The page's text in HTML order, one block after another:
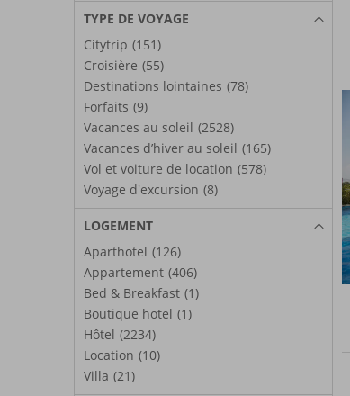
TYPE DE VOYAGE
Citytrip (151)
Croisière (55)
Destinations lointaines (78)
Forfaits (9)
Vacances au soleil (2528)
Vacances d’hiver au soleil (165)
Vol et voiture de location (578)
Voyage d'excursion (8)
LOGEMENT
Aparthotel (126)
Appartement (406)
Bed & Breakfast (1)
Boutique hotel (1)
Hôtel (2234)
Location (10)
Villa (21)